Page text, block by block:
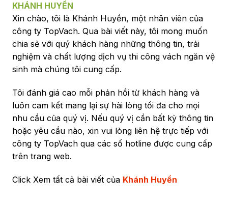
KHÁNH HUYỀN
Xin chào, tôi là Khánh Huyền, một nhân viên của
công ty TopVach. Qua bài viết này, tôi mong muốn
chia sẻ với quý khách hàng những thông tin, trải
nghiệm và chất lượng dịch vụ thi công vách ngăn vệ
sinh mà chúng tôi cung cấp.
Tôi đánh giá cao mỗi phản hồi từ khách hàng và
luôn cam kết mang lại sự hài lòng tối đa cho mọi
nhu cầu của quý vị. Nếu quý vị cần bất kỳ thông tin
hoặc yêu cầu nào, xin vui lòng liên hệ trực tiếp với
công ty TopVach qua các số hotline được cung cấp
trên trang web.
Click Xem tất cả bài viết của Khánh Huyền